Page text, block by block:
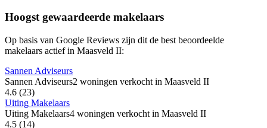
Hoogst gewaardeerde makelaars
Op basis van Google Reviews zijn dit de best beoordeelde
makelaars actief in Maasveld II:
Sannen Adviseurs
Sannen Adviseurs2 woningen verkocht in Maasveld II
4.6 (23)
Uiting Makelaars
Uiting Makelaars4 woningen verkocht in Maasveld II
4.5 (14)